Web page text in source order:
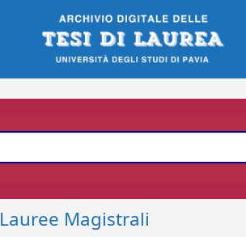
Lauree Magistrali